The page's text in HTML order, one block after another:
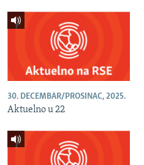
30. DECEMBAR/PROSINAC, 2025.
Aktuelno u 22